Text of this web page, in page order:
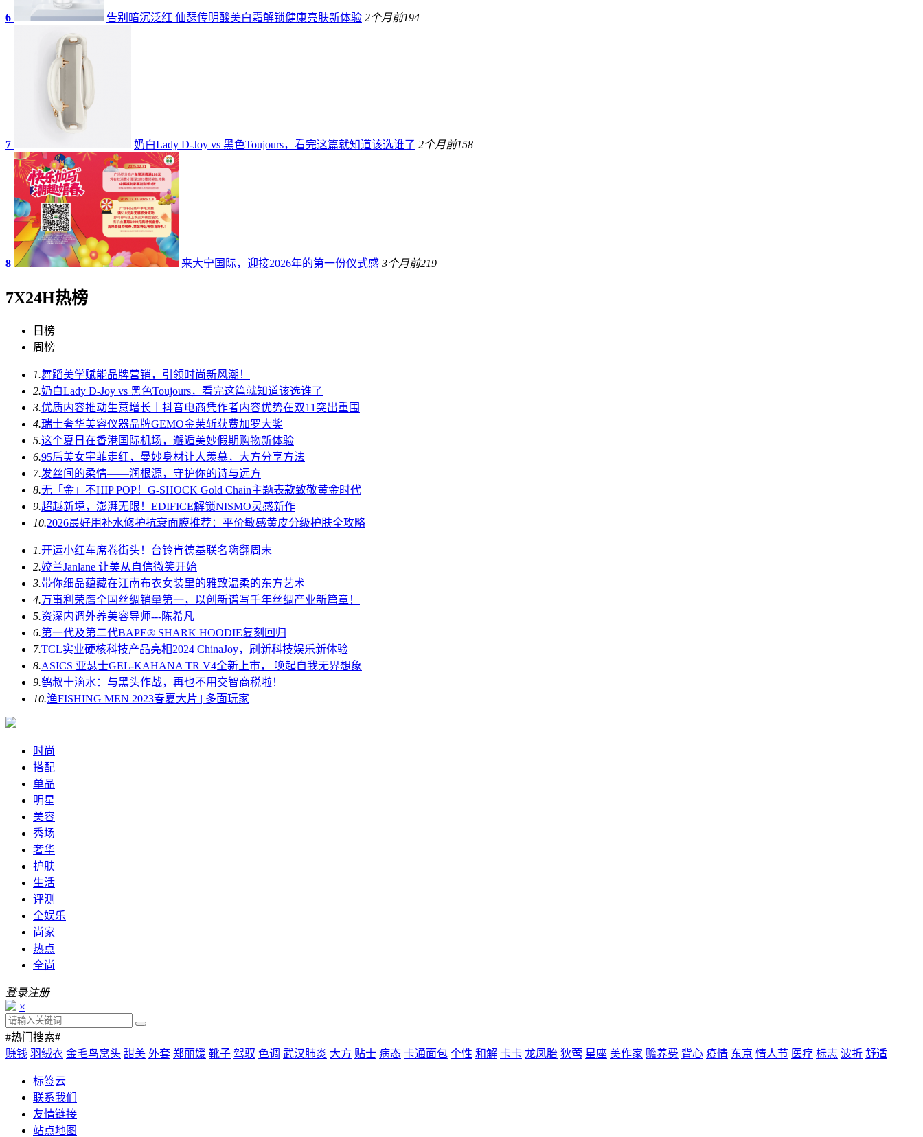
6 告别暗沉泛红 仙瑟传明酸美白霜解锁健康亮肤新体验 2个月前194
7 奶白Lady D-Joy vs 黑色Toujours，看完这篇就知道该选谁了 2个月前158
8 来大宁国际，迎接2026年的第一份仪式感 3个月前219
7X24H热榜
日榜
周榜
1.舞蹈美学赋能品牌营销，引领时尚新风潮！
2.奶白Lady D-Joy vs 黑色Toujours，看完这篇就知道该选谁了
3.优质内容推动生意增长｜抖音电商凭作者内容优势在双11突出重围
4.瑞士奢华美容仪器品牌GEMO金茉斩获费加罗大奖
5.这个夏日在香港国际机场，邂逅美妙假期购物新体验
6.95后美女宇菲走红，曼妙身材让人羡慕，大方分享方法
7.发丝间的柔情——润根源，守护你的诗与远方
8.无「金」不HIP POP！G-SHOCK Gold Chain主题表款致敬黄金时代
9.超越新境，澎湃无限！EDIFICE解锁NISMO灵感新作
10.2026最好用补水修护抗衰面膜推荐：平价敏感黄皮分级护肤全攻略
1.开运小红车席卷街头！台铃肯德基联名嗨翻周末
2.姣兰Janlane 让美从自信微笑开始
3.带你细品蕴藏在江南布衣女装里的雅致温柔的东方艺术
4.万事利荣膺全国丝绸销量第一，以创新谱写千年丝绸产业新篇章！
5.资深内调外养美容导师---陈希凡
6.第一代及第二代BAPE® SHARK HOODIE复刻回归
7.TCL实业硬核科技产品亮相2024 ChinaJoy，刷新科技娱乐新体验
8.ASICS 亚瑟士GEL-KAHANA TR V4全新上市， 唤起自我无界想象
9.鹤叔十滴水：与黑头作战，再也不用交智商税啦！
10.渔FISHING MEN 2023春夏大片 | 多面玩家
时尚
搭配
单品
明星
美容
秀场
奢华
护肤
生活
评测
全娱乐
尚家
热点
全尚
登录注册
×
#热门搜索#
赚钱 羽绒衣 金毛鸟窝头 甜美 外套 郑丽媛 靴子 驾驭 色调 武汉肺炎 大方 贴士 病态 卡通面包 个性 和解 卡卡 龙凤胎 狄莺 星座 美作家 赡养费 背心 疫情 东京 情人节 医疗 标志 波折 舒适
标签云
联系我们
友情链接
站点地图